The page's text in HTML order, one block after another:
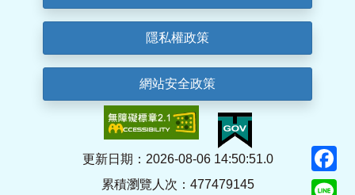
隱私權政策
網站安全政策
更新日期：2026-08-06 14:50:51.0
累積瀏覽人次：477479145